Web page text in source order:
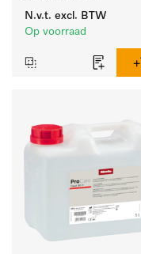
materiaalbesparende,
machinale reiniging van
gerei.
N.v.t. excl. BTW
Op voorraad